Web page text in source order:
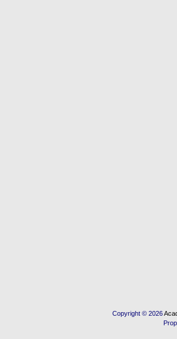
Copyright © 2026